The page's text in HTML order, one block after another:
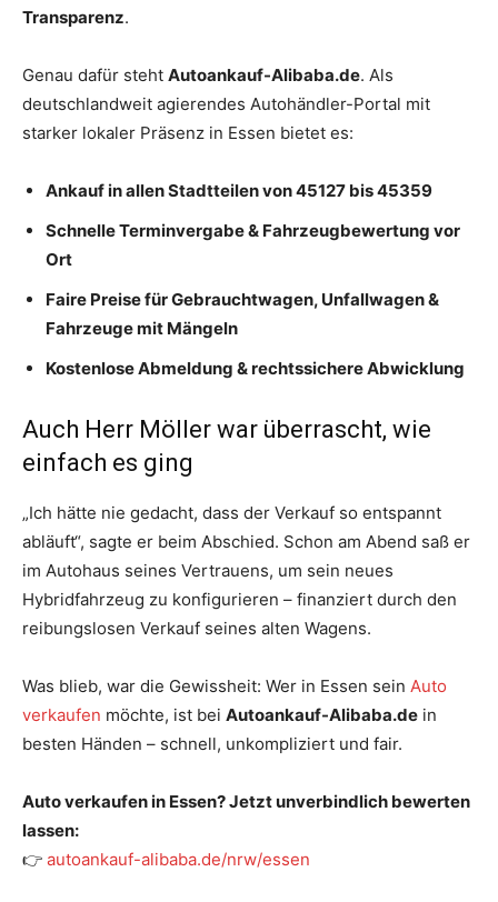
Transparenz.
Genau dafür steht Autoankauf-Alibaba.de. Als
deutschlandweit agierendes Autohändler-Portal mit
starker lokaler Präsenz in Essen bietet es:
Ankauf in allen Stadtteilen von 45127 bis 45359
Schnelle Terminvergabe & Fahrzeugbewertung vor
Ort
Faire Preise für Gebrauchtwagen, Unfallwagen &
Fahrzeuge mit Mängeln
Kostenlose Abmeldung & rechtssichere Abwicklung
Auch Herr Möller war überrascht, wie
einfach es ging
„Ich hätte nie gedacht, dass der Verkauf so entspannt
abläuft“, sagte er beim Abschied. Schon am Abend saß er
im Autohaus seines Vertrauens, um sein neues
Hybridfahrzeug zu konfigurieren – finanziert durch den
reibungslosen Verkauf seines alten Wagens.
Was blieb, war die Gewissheit: Wer in Essen sein Auto
verkaufen möchte, ist bei Autoankauf-Alibaba.de in
besten Händen – schnell, unkompliziert und fair.
Auto verkaufen in Essen? Jetzt unverbindlich bewerten
lassen:
👉 autoankauf-alibaba.de/nrw/essen